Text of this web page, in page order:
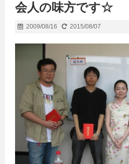
会人の味方です☆
2009/08/16 2015/08/07